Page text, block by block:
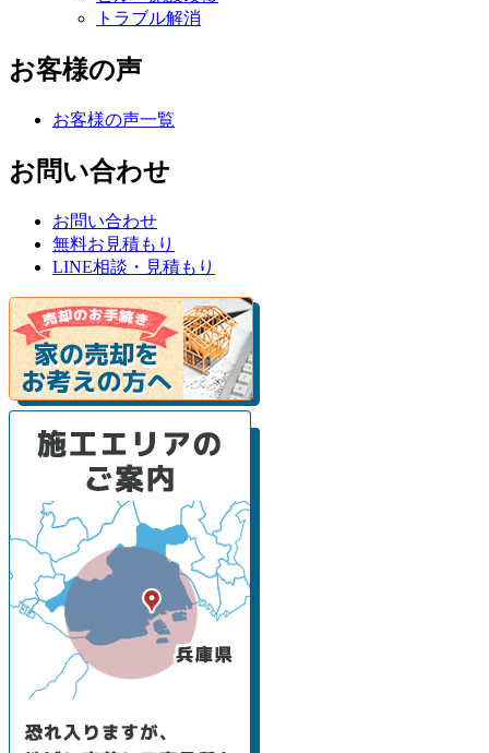
トラブル解消
お客様の声
お客様の声一覧
お問い合わせ
お問い合わせ
無料お見積もり
LINE相談・見積もり